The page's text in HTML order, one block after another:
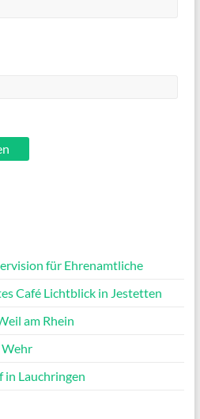
für Ehrenamtliche
Café Lichtblick in Jestetten
am Rhein
Wehr
in Lauchringen